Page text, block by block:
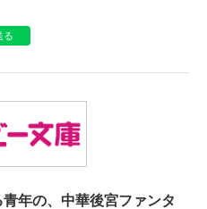
る
年の、中華後宮ファンタ